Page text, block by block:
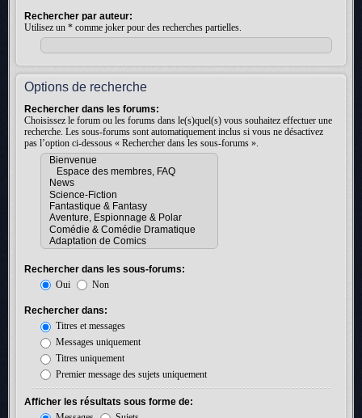
Rechercher par auteur:
Utilisez un * comme joker pour des recherches partielles.
Options de recherche
Rechercher dans les forums:
Choisissez le forum ou les forums dans le(s)quel(s) vous souhaitez effectuer une
recherche. Les sous-forums sont automatiquement inclus si vous ne désactivez
pas l’option ci-dessous « Rechercher dans les sous-forums ».
Rechercher dans les sous-forums:
Oui
Non
Rechercher dans:
Titres et messages
Messages uniquement
Titres uniquement
Premier message des sujets uniquement
Afficher les résultats sous forme de: